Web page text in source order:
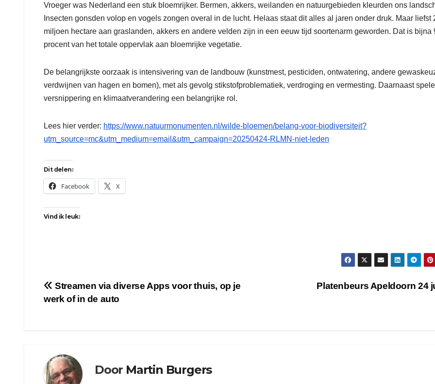
Vroeger was Nederland een stuk bloemrijker. Bermen, akkers, weilanden en natuurgebieden kleurden ons
Insecten gonsden volop en vogels zongen overal in de lucht. Helaas staat dit alles al jaren onder druk. Maar liefst
miljoen hectare aan graslanden, akkers en andere velden zijn in een eeuw tijd soortenarm geworden. Dat is bijna
procent van het totale oppervlak aan bloemrijke vegetatie.
De belangrijkste oorzaak is intensivering van de landbouw (kunstmest, pesticiden, ontwatering, andere
verdwijnen van hagen en bomen), met als gevolg stikstofproblematiek, verdroging en vermesting. Daarnaast
versnippering en klimaatverandering een belangrijke rol.
Lees hier verder: https://www.natuurmonumenten.nl/wilde-bloemen/belang-voor-biodiversiteit?
utm_source=mc&utm_medium=email&utm_campaign=20250424-RLMN-niet-leden
Dit delen:
Facebook X
Vind ik leuk:
Bericht
Platenbeurs Apeldoorn 24
Streamen via diverse Apps voor thuis, op je
werk of in de auto
Door Martin Burgers